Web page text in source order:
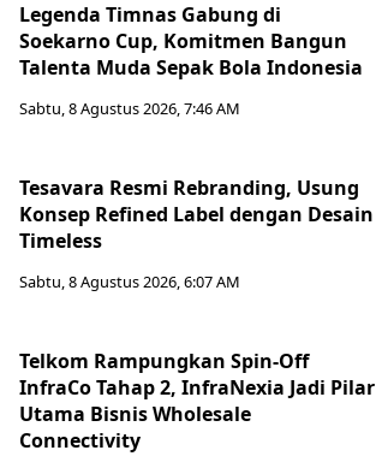
Legenda Timnas Gabung di
Soekarno Cup, Komitmen Bangun
Talenta Muda Sepak Bola Indonesia
Sabtu, 8 Agustus 2026, 7:46 AM
Tesavara Resmi Rebranding, Usung
Konsep Refined Label dengan Desain
Timeless
Sabtu, 8 Agustus 2026, 6:07 AM
Telkom Rampungkan Spin-Off
InfraCo Tahap 2, InfraNexia Jadi Pilar
Utama Bisnis Wholesale
Connectivity